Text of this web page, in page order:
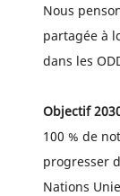
Nous
partagée à
dans les
Objectif
100 % de
progresser
Nations